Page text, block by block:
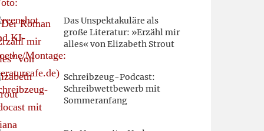
Das Unspektakuläre als
große Literatur: »Erzähl mir
alles« von Elizabeth Strout
Schreibzeug-Podcast:
Schreibwettbewerb mit
Sommeranfang